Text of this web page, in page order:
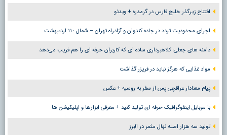
افتتاح زیرگذر خلیج فارس در گرمدره + ویدئو
اجرای محدودیت تردد در جاده کندوان و آزادراه تهران – شمال ؛ ١١ اردیبهشت
دامنه های جعلی؛ کلاهبرداری ساده ای که کاربران حرفه ای را هم فریب می‌دهد
مواد غذایی که هرگز نباید در فریزر گذاشت
پیام معنادار عراقچی پس از سفر به روسیه + عکس
با موبایل اینفوگرافیک حرفه ای تولید کنید + معرفی ابزارها و اپلیکیشن ها
تولید سه هزار اصله نهال مثمر در البرز